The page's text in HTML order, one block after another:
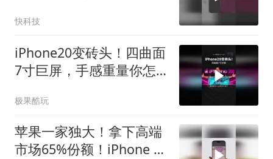
快科技
iPhone20变砖头！四曲面
7寸巨屏，手感重量你怎
极果酷玩
苹果一家独大！拿下高端
市场65%份额！iPhone 17